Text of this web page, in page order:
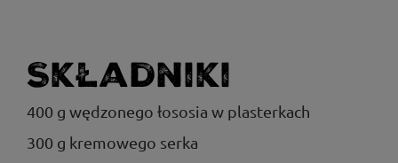
Składniki
400 g wędzonego łososia w plasterkach
300 g kremowego serka